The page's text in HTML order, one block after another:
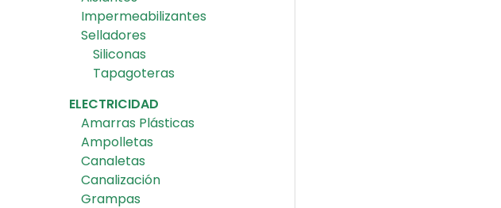
Impermeabilizantes
Selladores
Siliconas
Tapagoteras
ELECTRICIDAD
Amarras Plásticas
Ampolletas
Canaletas
Canalización
Grampas